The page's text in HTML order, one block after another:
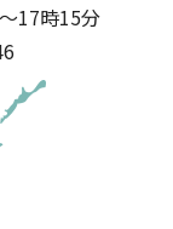
17時15分